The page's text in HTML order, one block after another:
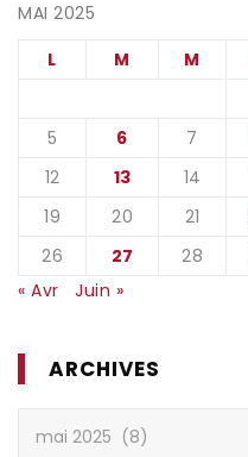
MAI 2025
L
M M
5
6 7
12
13 14
19
20 21
26
27 28
« Avr
Juin »
ARCHIVES